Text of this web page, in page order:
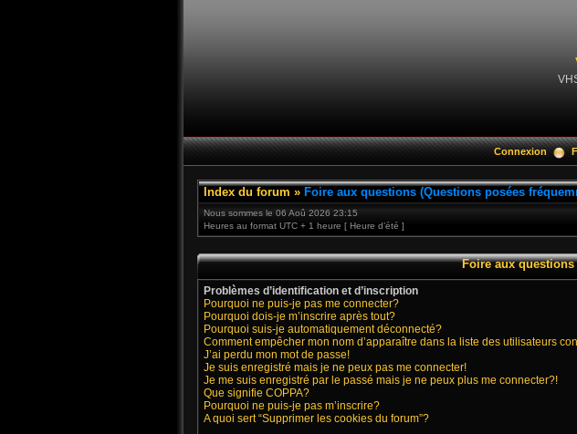
Connexion
Index du forum » Foire aux questions (Questions posées
Nous sommes le 06 Aoû 2026 23:15
Heures au format UTC + 1 heure [ Heure d’été ]
Foire aux
Problèmes d’identification et d’inscription
Pourquoi ne puis-je pas me connecter?
Pourquoi dois-je m’inscrire après tout?
Pourquoi suis-je automatiquement déconnecté?
Comment empêcher mon nom d’apparaître dans la liste des utilisateurs
J’ai perdu mon mot de passe!
Je suis enregistré mais je ne peux pas me connecter!
Je me suis enregistré par le passé mais je ne peux plus me connecter?!
Que signifie COPPA?
Pourquoi ne puis-je pas m’inscrire?
A quoi sert “Supprimer les cookies du forum”?